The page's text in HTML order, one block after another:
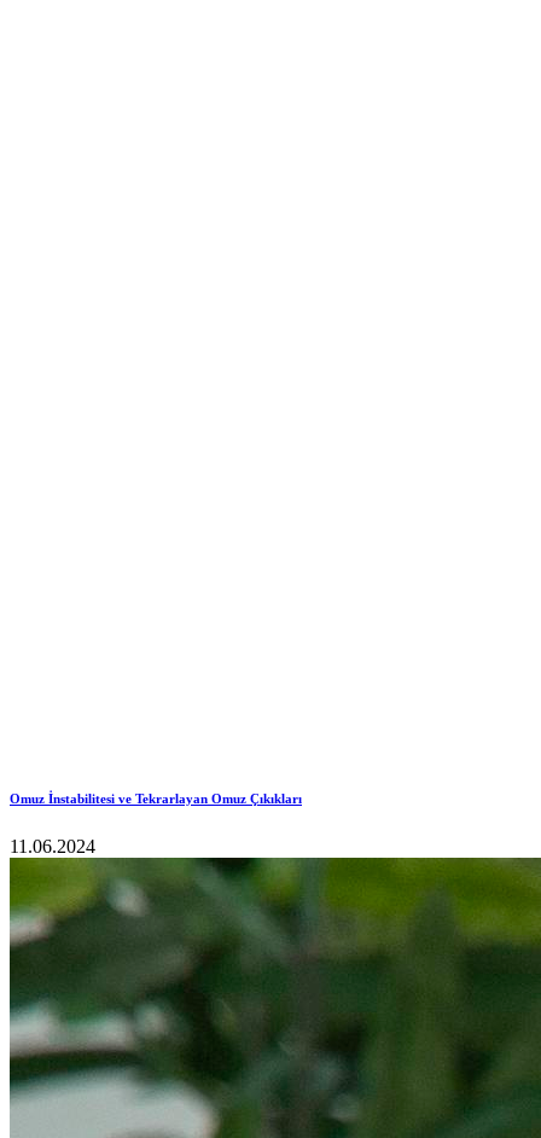
Omuz İnstabilitesi ve Tekrarlayan Omuz Çıkıkları
11.06.2024